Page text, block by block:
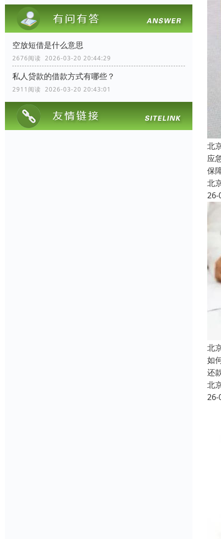
空放短借是什么意思
2676阅读 2026-03-20 20:44:29
私人贷款的借款方式有哪些？
2911阅读 2026-03-20 20:43:01
北
应
保
北
26-
北
如
还
北
26-